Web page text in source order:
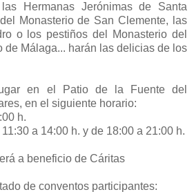
Hermanas Jerónimas de Santa
Monasterio de San Clemente, las
o los pestiños del Monasterio del
de Málaga... harán las delicias de los
en el Patio de la Fuente del
en el siguiente horario:
h.
a 14:00 h. y de 18:00 a 21:00 h.
a beneficio de Cáritas
de conventos participantes: